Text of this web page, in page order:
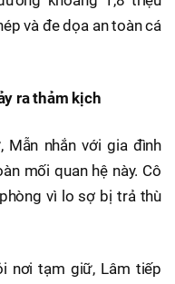
và đe dọa an toàn cá
ra thảm kịch
nhắn với gia đình
mối quan hệ này. Cô
vì lo sợ bị trả thù
nơi tạm giữ, Lâm tiếp